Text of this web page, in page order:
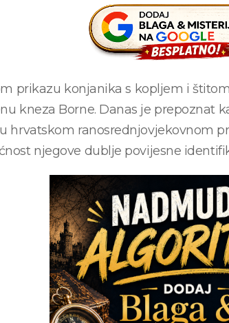
prikazu konjanika s kopljem i
kneza Borne. Danas je prepoznat
hrvatskom ranosrednjovjekovnom
njegove dublje povijesne